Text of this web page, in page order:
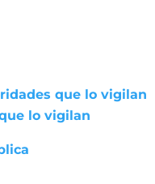
que lo vigilan
lo vigilan